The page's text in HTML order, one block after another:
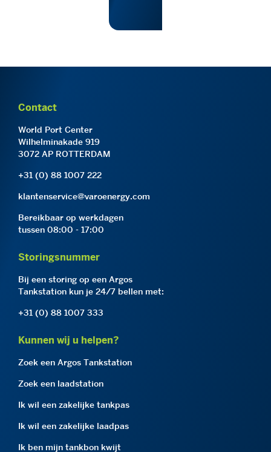
Contact
World Port Center
Wilhelminakade 919
3072 AP ROTTERDAM
+31 (0) 88 1007 222
klantenservice@varoenergy.com
Bereikbaar op werkdagen
tussen 08:00 - 17:00
Storingsnummer
Bij een storing op een Argos
Tankstation kun je 24/7 bellen met:
+31 (0) 88 1007 333
Kunnen wij u helpen?
Zoek een Argos Tankstation
Zoek een laadstation
Ik wil een zakelijke tankpas
Ik wil een zakelijke laadpas
Ik ben mijn tankbon kwijt